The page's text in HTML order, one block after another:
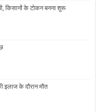
किसानों के टोकन बनना शुरू
के दौरान मौत